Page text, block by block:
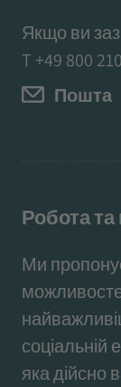
Якщо ви
T +49 800
Пошта
Робота та
Ми
соціальній
яка дійсно